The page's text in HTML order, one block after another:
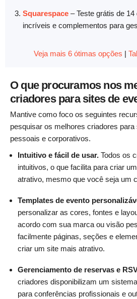
Squarespace –Teste grátis de
incríveis e complementos para
Veja mais 6 ótimas opções |
O que procuramos nos
criadores para sites de
Mantive como foco os seguintes
pesquisar os melhores criadores para
pessoais e corporativos.
Intuitivo e fácil de usar. Todos os
intuitivos, o que facilita para criar
atrativo, mesmo que você seja um
Templates de evento
personalizar as cores, fontes e
acordo com sua marca ou visão
facilmente páginas, seções e
criar um site mais atrativo.
Gerenciamento de reservas e
criadores disponibilizam um
para conferências profissionais e